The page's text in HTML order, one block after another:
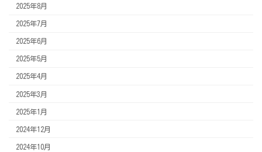
2025年8月
2025年7月
2025年6月
2025年5月
2025年4月
2025年3月
2025年1月
2024年12月
2024年10月